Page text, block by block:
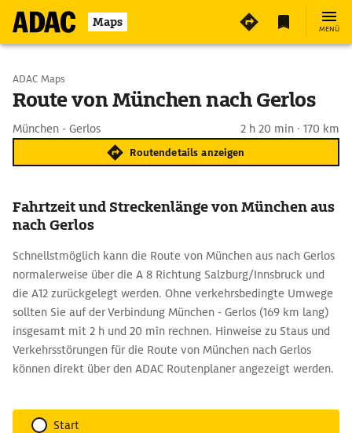
Maps MENÜ
Start wählen
ADAC Maps
Route von München nach Gerlos
München - Gerlos 2 h 20 min · 170 km
Routendetails anzeigen
Fahrtzeit und Streckenlänge von München aus
nach Gerlos
Schnellstmöglich kann die Route von München aus nach Gerlos
normalerweise über die A 8 Richtung Salzburg/Innsbruck und
die A12 zurückgelegt werden. Ohne verkehrsbedingte Umwege
sollten Sie auf der Verbindung München - Gerlos (169 km lang)
insgesamt mit 2 h und 20 min rechnen. Hinweise zu Staus und
Verkehrsstörungen für die Route von München nach Gerlos
können direkt über den ADAC Routenplaner angezeigt werden.
Start